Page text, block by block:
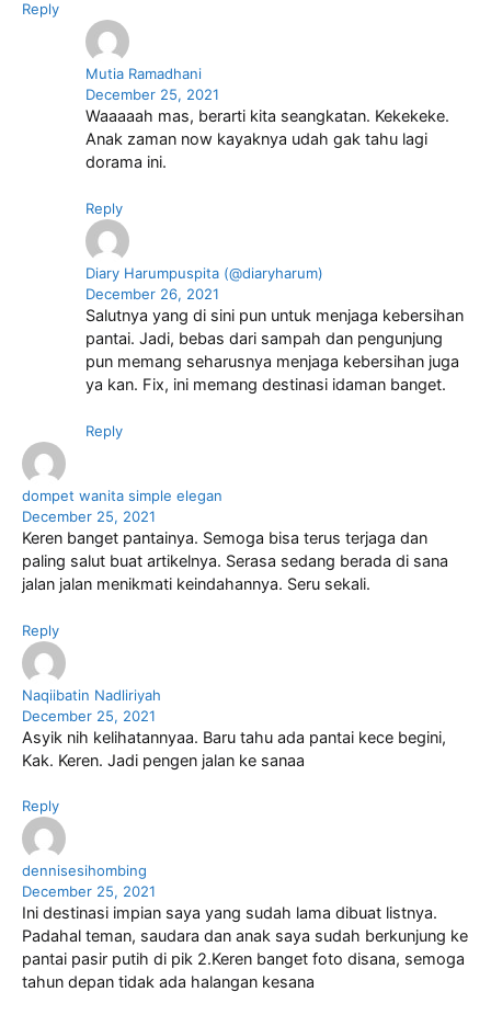
Reply
Mutia Ramadhani
December 25, 2021
Waaaaah mas, berarti kita seangkatan. Kekekeke.
Anak zaman now kayaknya udah gak tahu lagi
dorama ini.
Reply
Diary Harumpuspita (@diaryharum)
December 26, 2021
Salutnya yang di sini pun untuk menjaga kebersihan
pantai. Jadi, bebas dari sampah dan pengunjung
pun memang seharusnya menjaga kebersihan juga
ya kan. Fix, ini memang destinasi idaman banget.
Reply
dompet wanita simple elegan
December 25, 2021
Keren banget pantainya. Semoga bisa terus terjaga dan
paling salut buat artikelnya. Serasa sedang berada di sana
jalan jalan menikmati keindahannya. Seru sekali.
Reply
Naqiibatin Nadliriyah
December 25, 2021
Asyik nih kelihatannyaa. Baru tahu ada pantai kece begini,
Kak. Keren. Jadi pengen jalan ke sanaa
Reply
dennisesihombing
December 25, 2021
Ini destinasi impian saya yang sudah lama dibuat listnya.
Padahal teman, saudara dan anak saya sudah berkunjung ke
pantai pasir putih di pik 2.Keren banget foto disana, semoga
tahun depan tidak ada halangan kesana